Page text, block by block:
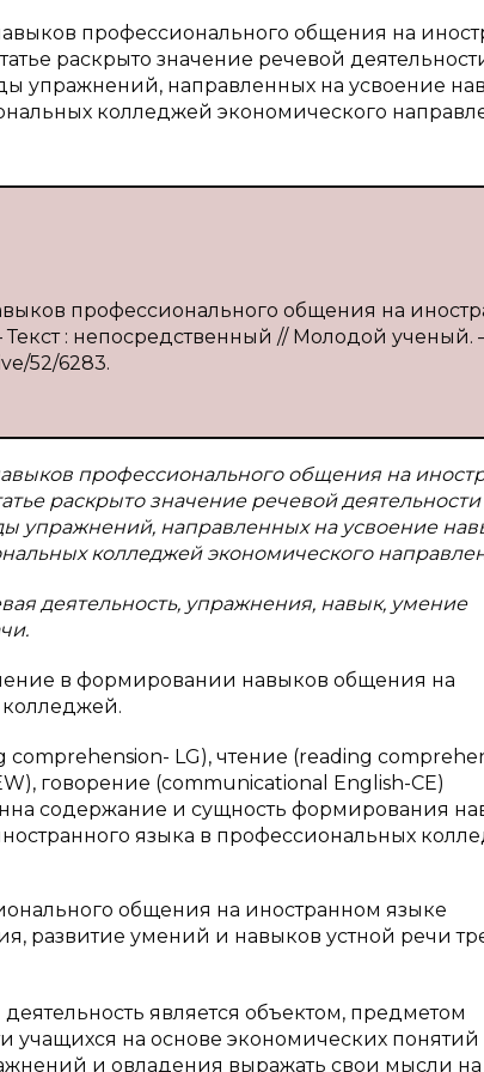
профессионального общения на
раскрыто значение речевой
упражнений, направленных на усвоение
колледжей экономического
профессионального общения на
: непосредственный // Молодой ученый.
52/6283.
профессионального общения на
раскрыто значение речевой
упражнений, направленных на усвоение
колледжей экономического
деятельность, упражнения, навык, умение
в формировании навыков общения на
LG), чтение (reading
говорение (communicational English-CE)
содержание и сущность формирования
языка в профессиональных
общения на иностранном языке
развитие умений и навыков устной речи
является объектом, предметом
на основе экономических понятий
и овладения выражать свои мысли на